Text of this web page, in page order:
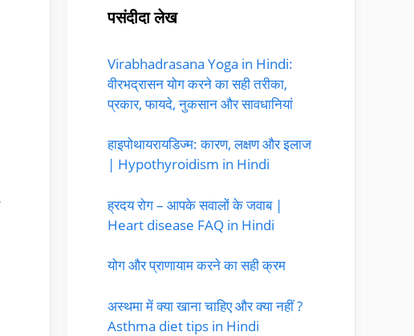
पसंदीदा लेख
Virabhadrasana Yoga in Hindi:
वीरभद्रासन योग करने का सही तरीका,
प्रकार, फायदे, नुकसान और सावधानियां
हाइपोथायरायडिज्म: कारण, लक्षण और इलाज
| Hypothyroidism in Hindi
ह्रदय रोग – आपके सवालों के जवाब |
Heart disease FAQ in Hindi
योग और प्राणायाम करने का सही क्रम
अस्थमा में क्या खाना चाहिए और क्या नहीं ?
Asthma diet tips in Hindi